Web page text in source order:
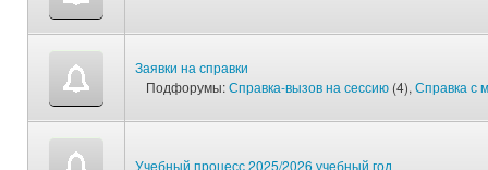
Заявки на справки
Подфорумы:Справка-вызов на сессию (4), Справка с
Учебный процесс 2025/2026 учебный год